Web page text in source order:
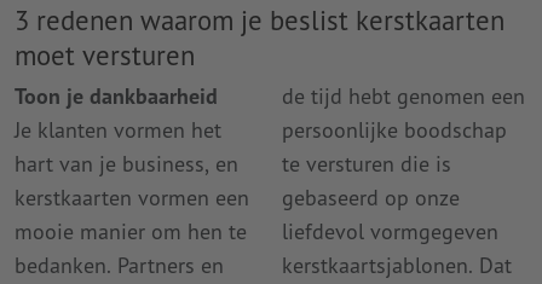
3 redenen waarom je beslist kerstkaarten
moet versturen
Toon je dankbaarheid
Je klanten vormen het
hart van je business, en
kerstkaarten vormen een
mooie manier om hen te
bedanken. Partners en
de tijd hebt genomen een
persoonlijke boodschap
te versturen die is
gebaseerd op onze
liefdevol vormgegeven
kerstkaartsjablonen. Dat